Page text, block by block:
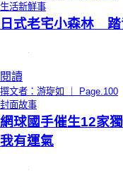
生活新鮮事
日式老宅小森林 踏
閱讀
撰文者：游琁如 ｜ Page.100
封面故事
網球國手催生12家
我有運氣